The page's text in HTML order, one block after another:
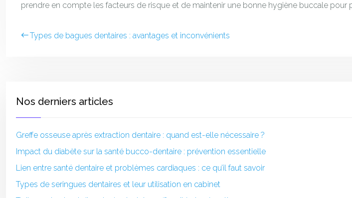
prendre en compte les facteurs de risque et de maintenir une bonne hygiène buccale
Types de bagues dentaires : avantages et inconvénients
Nos derniers articles
Greffe osseuse après extraction dentaire : quand est-elle nécessaire ?
Impact du diabète sur la santé bucco-dentaire : prévention essentielle
Lien entre santé dentaire et problèmes cardiaques : ce qu’il faut savoir
Types de seringues dentaires et leur utilisation en cabinet